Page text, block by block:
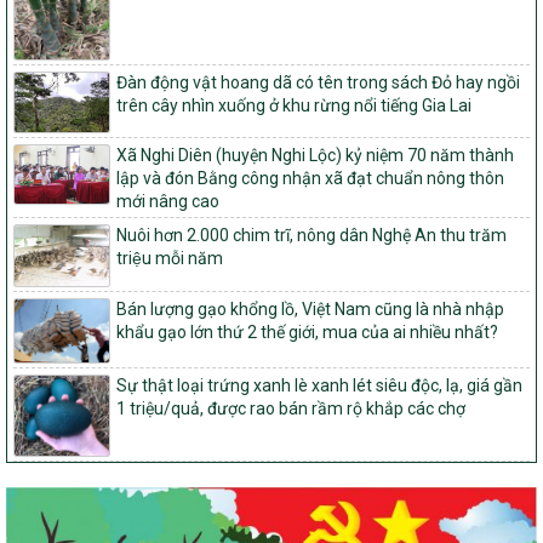
tỉnh Nghệ An
103/PTNT-NTM
Về việc đăng ký thực hiện Dự án liên kết theo chuỗi giá trị thuộc
Dự án 2 – Chương trình Mục tiêu quốc gia Giảm nghèo bền vững
giai đoạn 2021-2025 được kéo dài sang năm 2026
827/QĐ-BNNMT
Quyết định Ban hành Kế hoạch triển khai thực hiện Chương trình
mục tiêu quốc gia xây dựng nông thôn mới, giảm nghèo bền
vững và phát triển kinh tế – xã hội vùng đồng bào dân tộc thiểu
số và miền núi giai đoạn 2026-2035, giai đoạn I: Từ năm 2026
đến năm 2030
14/2026/TT-BNNMT
Hướng dẫn thực hiện một số nội dung tiêu chí, điều kiện thuộc Bộ
tiêu chí quốc gia về nông thôn mới giai đoạn 2026 – 2030 thuộc
phạm vi quản lý nhà nước của Bộ Nông nghiệp và Môi trường
417/QĐ-BNNMT
Phê duyệt Chương trình mục tiêu quốc gia xây dựng nông thôn
đồng bào dân tộc thiểu số và miền núi giai đoạn 2026-2035, giai
đoạn I: Từ năm 2026 đến năm 2030
Đàn động vật hoang dã có tên trong sách Đỏ hay ngồi
trên cây nhìn xuống ở khu rừng nổi tiếng Gia Lai
Xã Nghi Diên (huyện Nghi Lộc) kỷ niệm 70 năm thành
lập và đón Bằng công nhận xã đạt chuẩn nông thôn
mới nâng cao
Nuôi hơn 2.000 chim trĩ, nông dân Nghệ An thu trăm
triệu mỗi năm
Bán lượng gạo khổng lồ, Việt Nam cũng là nhà nhập
khẩu gạo lớn thứ 2 thế giới, mua của ai nhiều nhất?
Sự thật loại trứng xanh lè xanh lét siêu độc, lạ, giá gần
1 triệu/quả, được rao bán rầm rộ khắp các chợ